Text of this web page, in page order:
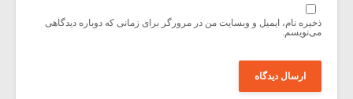
ذخیره نام، ایمیل و وبسایت من در مرورگر برای زمانی که دوباره دیدگاهی
می‌نویسم.